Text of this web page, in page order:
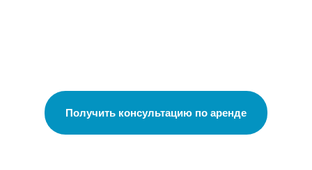
Получить консультацию по аренде